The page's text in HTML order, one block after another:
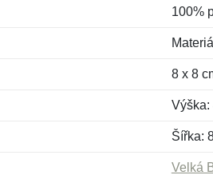
100%
8 x 8
Výška:
Šířka:
Velká